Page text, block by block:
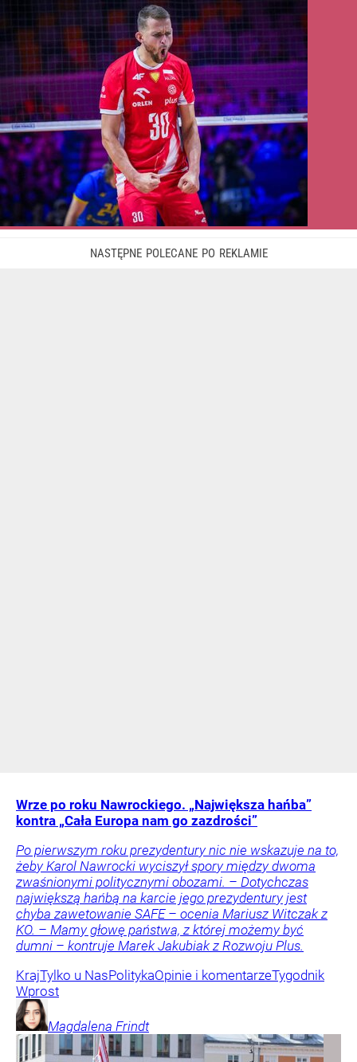
Wrze po roku Nawrockiego. „Największa hańba”
kontra „Cała Europa nam go zazdrości”
Po pierwszym roku prezydentury nic nie wskazuje na to,
żeby Karol Nawrocki wyciszył spory między dwoma
zwaśnionymi politycznymi obozami. – Dotychczas
największą hańbą na karcie jego prezydentury jest
chyba zawetowanie SAFE – ocenia Mariusz Witczak z
KO. – Mamy głowę państwa, z której możemy być
dumni – kontruje Marek Jakubiak z Rozwoju Plus.
KrajTylko u NasPolitykaOpinie i komentarzeTygodnik
Wprost
Magdalena Frindt